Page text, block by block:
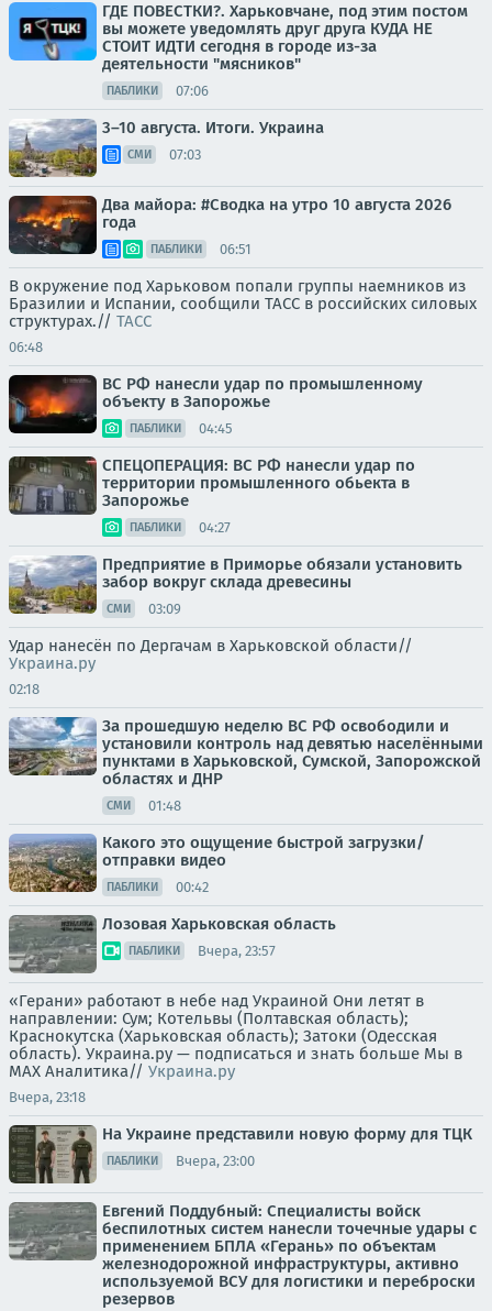
ГДЕ ПОВЕСТКИ?. Харьковчане, под этим постом
вы можете уведомлять друг друга КУДА НЕ
СТОИТ ИДТИ сегодня в городе из-за
деятельности "мясников"
ПАБЛИКИ 07:06
3–10 августа. Итоги. Украина
СМИ 07:03
Два майора: #Сводка на утро 10 августа 2026
года
ПАБЛИКИ 06:51
В окружение под Харьковом попали группы наемников из
Бразилии и Испании, сообщили ТАСС в российских силовых
структурах.// ТАСС
06:48
ВС РФ нанесли удар по промышленному
объекту в Запорожье
ПАБЛИКИ 04:45
СПЕЦОПЕРАЦИЯ: ВС РФ нанесли удар по
территории промышленного обьекта в
Запорожье
ПАБЛИКИ 04:27
Предприятие в Приморье обязали установить
забор вокруг склада древесины
СМИ 03:09
Удар нанесён по Дергачам в Харьковской области//
Украина.ру
02:18
За прошедшую неделю ВС РФ освободили и
установили контроль над девятью населёнными
пунктами в Харьковской, Сумской, Запорожской
областях и ДНР
СМИ 01:48
Какого это ощущение быстрой загрузки/
отправки видео
ПАБЛИКИ 00:42
Лозовая Харьковская область
ПАБЛИКИ Вчера, 23:57
«Герани» работают в небе над Украиной Они летят в
направлении: Сум; Котельвы (Полтавская область);
Краснокутска (Харьковская область); Затоки (Одесская
область). Украина.ру — подписаться и знать больше Мы в
MAX Аналитика// Украина.ру
Вчера, 23:18
На Украине представили новую форму для ТЦК
ПАБЛИКИ Вчера, 23:00
Евгений Поддубный: Специалисты войск
беспилотных систем нанесли точечные удары с
применением БПЛА «Герань» по объектам
железнодорожной инфраструктуры, активно
используемой ВСУ для логистики и переброски
резервов